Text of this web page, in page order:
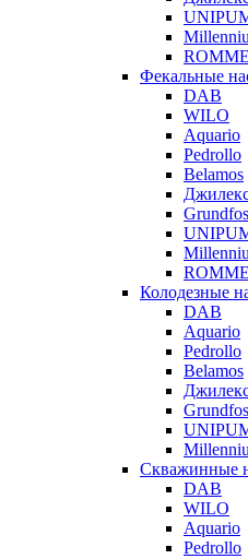
Фекальные
DAB
WILO
Aquario
Pedrollo
Belamos
Grundfos
Колодезные
DAB
Aquario
Pedrollo
Belamos
Grundfos
Скважинные
DAB
WILO
Aquario
Pedrollo